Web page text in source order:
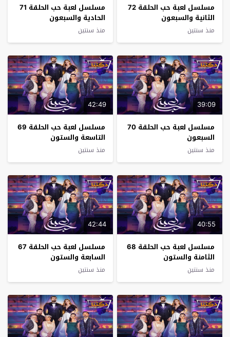
مسلسل لعبة حب الحلقة 72
الثانية والسبعون
منذ سنتين
مسلسل لعبة حب الحلقة 71
الحادية والسبعون
منذ سنتين
39:09
مسلسل لعبة حب الحلقة 70
السبعون
منذ سنتين
42:49
مسلسل لعبة حب الحلقة 69
التاسعة والستون
منذ سنتين
40:55
مسلسل لعبة حب الحلقة 68
الثامنة والستون
منذ سنتين
42:44
مسلسل لعبة حب الحلقة 67
السابعة والستون
منذ سنتين